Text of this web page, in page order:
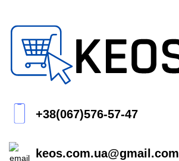
+38(067)576-57-47
keos.com.ua@gmail.com